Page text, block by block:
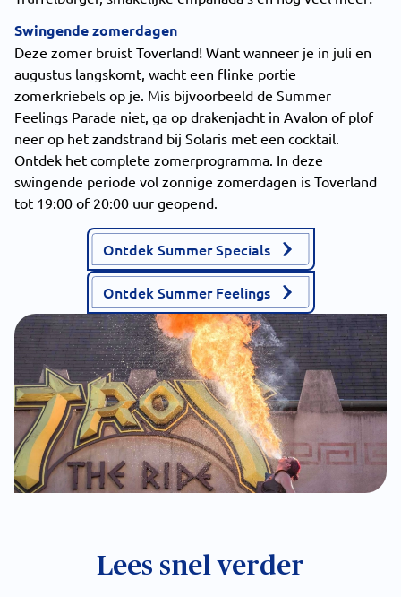
Swingende zomerdagen
Deze zomer bruist Toverland! Want wanneer je in juli en
augustus langskomt, wacht een flinke portie
zomerkriebels op je. Mis bijvoorbeeld de Summer
Feelings Parade niet, ga op drakenjacht in Avalon of plof
neer op het zandstrand bij Solaris met een cocktail.
Ontdek het complete zomerprogramma. In deze
swingende periode vol zonnige zomerdagen is Toverland
tot 19:00 of 20:00 uur geopend.
Ontdek Summer Specials
Ontdek Summer Feelings
Lees snel verder